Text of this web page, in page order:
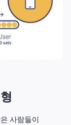
사람들이